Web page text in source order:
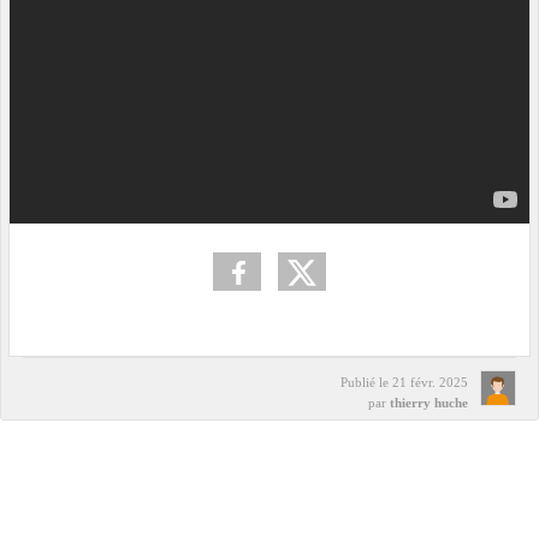
Publié le 21 févr. 2025
par thierry huche